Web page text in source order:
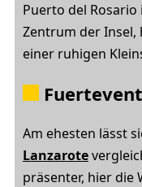
Puerto del
Zentrum der Insel,
einer ruhigen
Am ehesten lässt
Lanzarote
präsenter, hier die